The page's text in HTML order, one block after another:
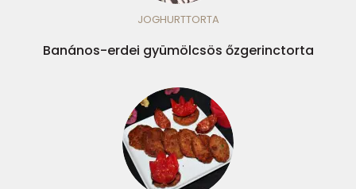
JOGHURTTORTA
Banános-erdei gyümölcsös őzgerinctorta